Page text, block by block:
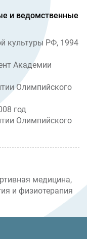
и ведомственные
культуры РФ, 1994
Академии
Олимпийского
год
Олимпийского
медицина,
и физиотерапия